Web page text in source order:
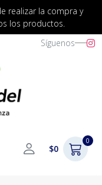
realizar la compra y
los productos.
Síguenos
$0
0